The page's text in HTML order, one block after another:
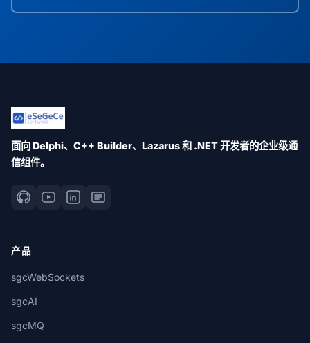
面向 Delphi、C++ Builder、Lazarus 和 .NET 开发者的企业级通
信组件。
产品
sgcWebSockets
sgcAI
sgcMQ